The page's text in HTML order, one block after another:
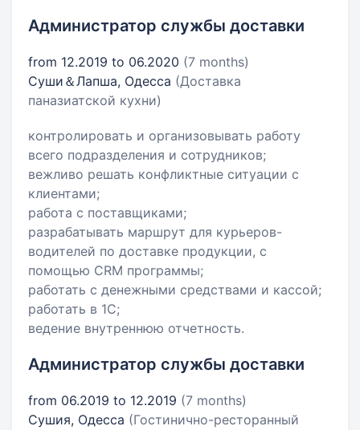
Администратор службы доставки
from 12.2019 to 06.2020 (7 months)
Суши＆Лапша, Одесса (Доставка
паназиатской кухни)
контролировать и организовывать работу
всего подразделения и сотрудников;
вежливо решать конфликтные ситуации с
клиентами;
работа с поставщиками;
разрабатывать маршрут для курьеров-
водителей по доставке продукции, с
помощью CRM программы;
работать с денежными средствами и кассой;
работать в 1С;
ведение внутреннюю отчетность.
Администратор службы доставки
from 06.2019 to 12.2019 (7 months)
Сушия, Одесса (Гостинично-ресторанный